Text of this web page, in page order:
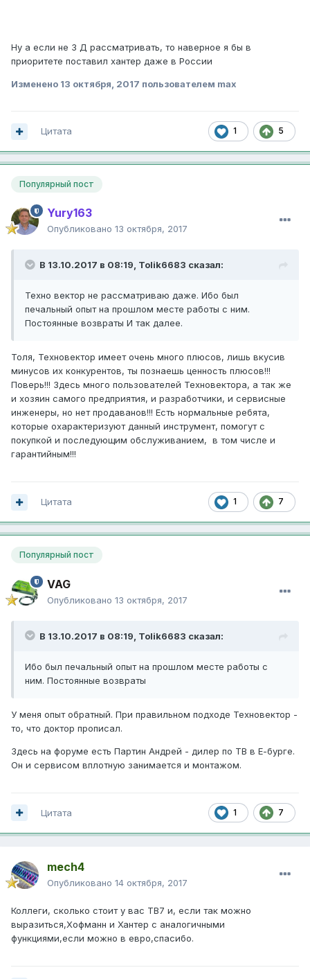
Ну а если не 3 Д рассматривать, то наверное я бы в
приоритете поставил хантер даже в России
Изменено 13 октября, 2017 пользователем max
1 5
Цитата
Популярный пост
Yury163
Опубликовано 13 октября, 2017
В 13.10.2017 в 08:19, Tolik6683 сказал:
Техно вектор не рассматриваю даже. Ибо был
печальный опыт на прошлом месте работы с ним.
Постоянные возвраты И так далее.
Толя, Техновектор имеет очень много плюсов, лишь вкусив
минусов их конкурентов, ты познаешь ценность плюсов!!!
Поверь!!! Здесь много пользователей Техновектора, а так же
и хозяин самого предприятия, и разработчики, и сервисные
инженеры, но нет продаванов!!! Есть нормальные ребята,
которые охарактеризуют данный инструмент, помогут с
покупкой и последующим обслуживанием, в том числе и
гарантийным!!!
1 7
Цитата
Популярный пост
VAG
Опубликовано 13 октября, 2017
В 13.10.2017 в 08:19, Tolik6683 сказал:
Ибо был печальный опыт на прошлом месте работы с
ним. Постоянные возвраты
У меня опыт обратный. При правильном подходе Техновектор -
то, что доктор прописал.
Здесь на форуме есть Партин Андрей - дилер по ТВ в Е-бурге.
Он и сервисом вплотную занимается и монтажом.
1 7
Цитата
mech4
Опубликовано 14 октября, 2017
Коллеги, сколько стоит у вас ТВ7 и, если так можно
выразиться,Хофманн и Хантер с аналогичными
функциями,если можно в евро,спасибо.